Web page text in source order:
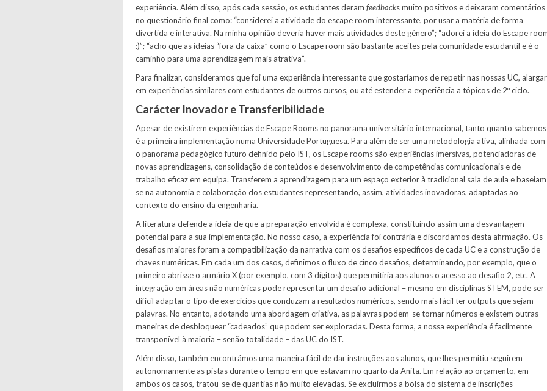
experiência. Além disso, após cada sessão, os estudantes deram feedbacks muito positivos e deixaram comentários
no questionário final como: “considerei a atividade do escape room interessante, por usar a matéria de forma
divertida e interativa. Na minha opinião deveria haver mais atividades deste género”; “adorei a ideia do Escape
:)”; “acho que as ideias “fora da caixa” como o Escape room são bastante aceites pela comunidade estudantil e é o
caminho para uma aprendizagem mais atrativa”.
Para finalizar, consideramos que foi uma experiência interessante que gostaríamos de repetir nas nossas UC, alargar
em experiências similares com estudantes de outros cursos, ou até estender a experiência a tópicos de 2º ciclo.
Carácter Inovador e Transferibilidade
Apesar de existirem experiências de Escape Rooms no panorama universitário internacional, tanto quanto sabemos
é a primeira implementação numa Universidade Portuguesa. Para além de ser uma metodologia ativa, alinhada com
o panorama pedagógico futuro definido pelo IST, os Escape rooms são experiências imersivas, potenciadoras de
novas aprendizagens, consolidação de conteúdos e desenvolvimento de competências comunicacionais e de
trabalho eficaz em equipa. Transferem a aprendizagem para um espaço exterior à tradicional sala de aula e
se na autonomia e colaboração dos estudantes representando, assim, atividades inovadoras, adaptadas ao
contexto do ensino da engenharia.
A literatura defende a ideia de que a preparação envolvida é complexa, constituindo assim uma desvantagem
potencial para a sua implementação. No nosso caso, a experiência foi contrária e discordamos desta afirmação. Os
desafios maiores foram a compatibilização da narrativa com os desafios específicos de cada UC e a construção de
chaves numéricas. Em cada um dos casos, definimos o fluxo de cinco desafios, determinando, por exemplo, que o
primeiro abrisse o armário X (por exemplo, com 3 dígitos) que permitiria aos alunos o acesso ao desafio 2, etc. A
integração em áreas não numéricas pode representar um desafio adicional – mesmo em disciplinas STEM, pode ser
difícil adaptar o tipo de exercícios que conduzam a resultados numéricos, sendo mais fácil ter outputs que sejam
palavras. No entanto, adotando uma abordagem criativa, as palavras podem-se tornar números e existem outras
maneiras de desbloquear “cadeados” que podem ser exploradas. Desta forma, a nossa experiência é facilmente
transponível à maioria – senão totalidade – das UC do IST.
Além disso, também encontrámos uma maneira fácil de dar instruções aos alunos, que lhes permitiu seguirem
autonomamente as pistas durante o tempo em que estavam no quarto da Anita. Em relação ao orçamento, em
ambos os casos, tratou-se de quantias não muito elevadas. Se excluirmos a bolsa do sistema de inscrições